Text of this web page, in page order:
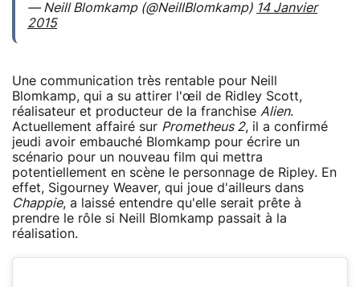
— Neill Blomkamp (@NeillBlomkamp) 14 Janvier
2015
Une communication très rentable pour Neill
Blomkamp, qui a su attirer l'œil de Ridley Scott,
réalisateur et producteur de la franchise Alien.
Actuellement affairé sur Prometheus 2, il a confirmé
jeudi avoir embauché Blomkamp pour écrire un
scénario pour un nouveau film qui mettra
potentiellement en scène le personnage de Ripley. En
effet, Sigourney Weaver, qui joue d'ailleurs dans
Chappie, a laissé entendre qu'elle serait prête à
prendre le rôle si Neill Blomkamp passait à la
réalisation.